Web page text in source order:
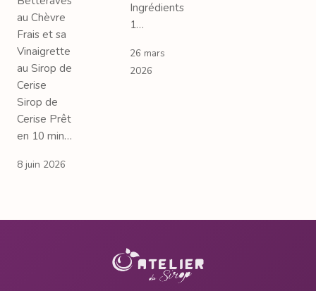
au Chèvre
Frais et sa
Vinaigrette
au Sirop de
Cerise
Sirop de
Cerise Prêt
en 10 min…
8 juin 2026
Ingrédients
1…
26 mars
2026